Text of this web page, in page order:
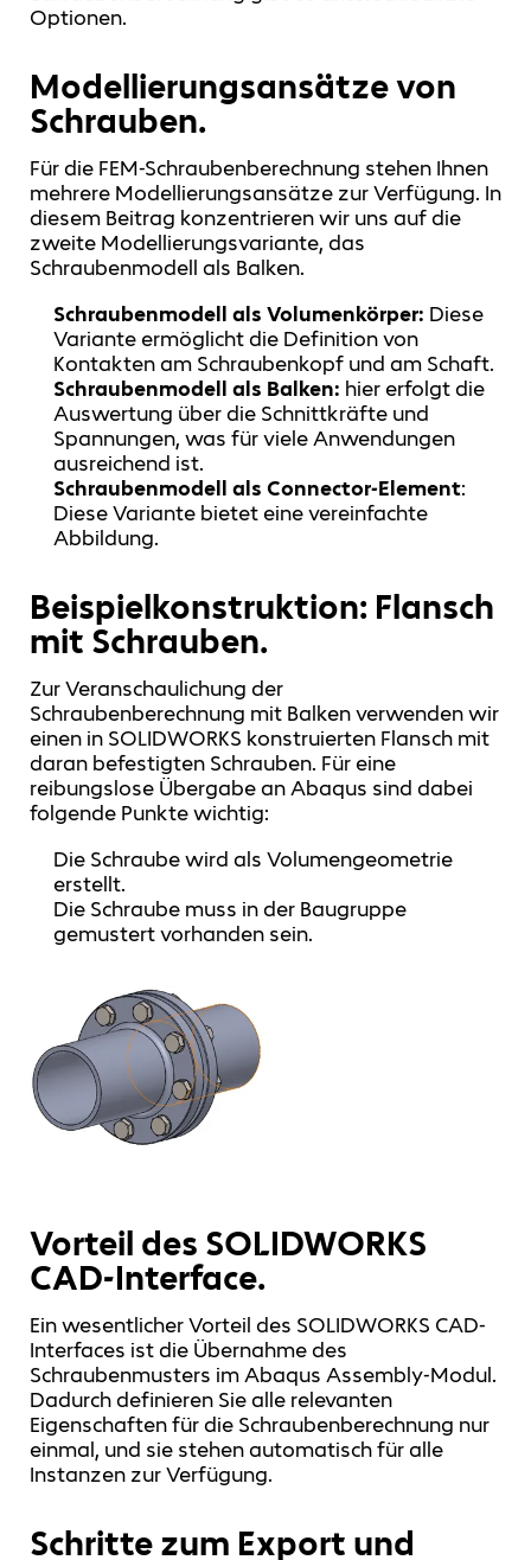
Optionen.
Modellierungsansätze von
Schrauben.
Für die FEM-Schraubenberechnung stehen Ihnen
mehrere Modellierungsansätze zur Verfügung. In
diesem Beitrag konzentrieren wir uns auf die
zweite Modellierungsvariante, das
Schraubenmodell als Balken.
Schraubenmodell als Volumenkörper: Diese
Variante ermöglicht die Definition von
Kontakten am Schraubenkopf und am Schaft.
Schraubenmodell als Balken: hier erfolgt die
Auswertung über die Schnittkräfte und
Spannungen, was für viele Anwendungen
ausreichend ist.
Schraubenmodell als Connector-Element:
Diese Variante bietet eine vereinfachte
Abbildung.
Beispielkonstruktion: Flansch
mit Schrauben.
Zur Veranschaulichung der
Schraubenberechnung mit Balken verwenden wir
einen in SOLIDWORKS konstruierten Flansch mit
daran befestigten Schrauben. Für eine
reibungslose Übergabe an Abaqus sind dabei
folgende Punkte wichtig:
Die Schraube wird als Volumengeometrie
erstellt.
Die Schraube muss in der Baugruppe
gemustert vorhanden sein.
Vorteil des SOLIDWORKS
CAD-Interface.
Ein wesentlicher Vorteil des SOLIDWORKS CAD-
Interfaces ist die Übernahme des
Schraubenmusters im Abaqus Assembly-Modul.
Dadurch definieren Sie alle relevanten
Eigenschaften für die Schraubenberechnung nur
einmal, und sie stehen automatisch für alle
Instanzen zur Verfügung.
Schritte zum Export und